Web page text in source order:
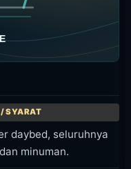
daybed, seluruhnya
minuman.